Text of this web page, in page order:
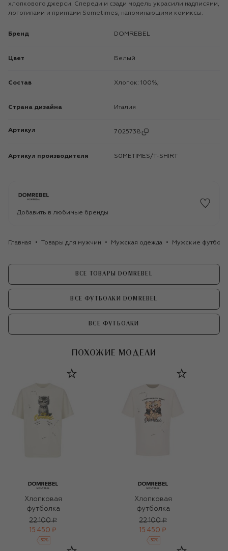
хлопкового джерси. Спереди и сзади модель украсили надписями,
логотипами и принтами Sometimes, напоминающими комиксы.
Бренд DOMREBEL
Цвет Белый
Состав Хлопок: 100%;
Страна дизайна Италия
Артикул 7025738
Артикул производителя S0METIMES/T-SHIRT
Добавить в любимые бренды
Главная Товары для мужчин Мужская одежда Мужские
ВСЕ ТОВАРЫ DOMREBEL
ВСЕ ФУТБОЛКИ DOMREBEL
ВСЕ ФУТБОЛКИ
ПОХОЖИЕ МОДЕЛИ
Хлопковая
футболка
22 100 ₽
15 450 ₽
-30%
Хлопковая
футболка
22 100 ₽
15 450 ₽
-30%